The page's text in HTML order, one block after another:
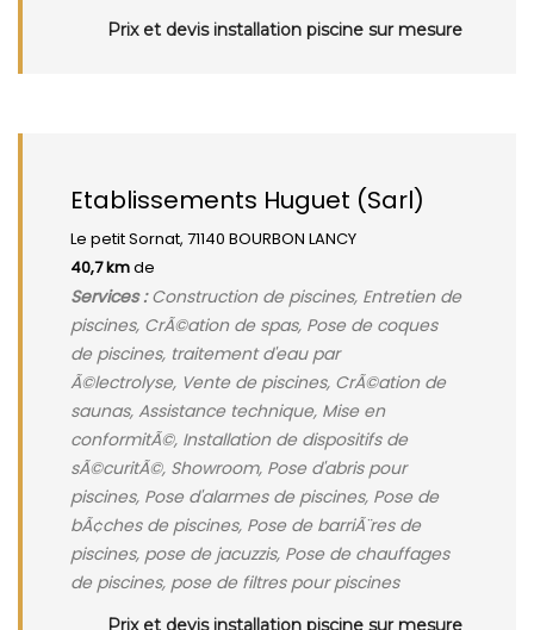
Prix et devis installation piscine sur mesure
Etablissements Huguet (Sarl)
Le petit Sornat, 71140 BOURBON LANCY
40,7 kmde
Services :Construction de piscines, Entretien de
piscines, CrÃ©ation de spas, Pose de coques
de piscines, traitement d'eau par
Ã©lectrolyse, Vente de piscines, CrÃ©ation de
saunas, Assistance technique, Mise en
conformitÃ©, Installation de dispositifs de
sÃ©curitÃ©, Showroom, Pose d'abris pour
piscines, Pose d'alarmes de piscines, Pose de
bÃ¢ches de piscines, Pose de barriÃ¨res de
piscines, pose de jacuzzis, Pose de chauffages
de piscines, pose de filtres pour piscines
Prix et devis installation piscine sur mesure